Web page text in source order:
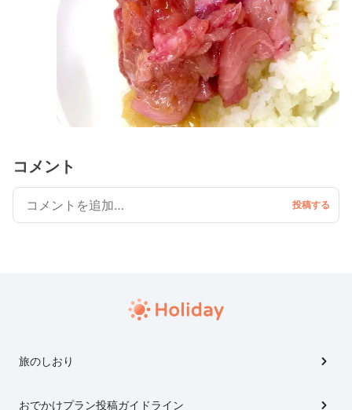
コメント
旅のしおり
おでかけプラン投稿ガイドライン